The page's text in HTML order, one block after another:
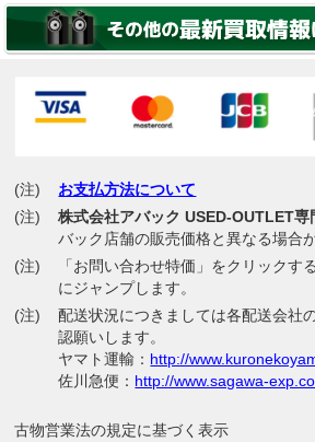
(注)
お支払方法について
(注)
株式会社アバック USED-OUTLET専
バック店舗の販売価格と異なる場合
(注)
「お問い合わせ特価」をクリックす
にジャンプします。
(注)
配送状況につきましては各配送会社
認願いします。
ヤマト運輸： http://
佐川急便： http://www.sagawa-
古物営業法の規定に基づく表示